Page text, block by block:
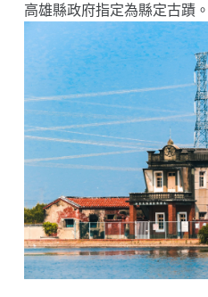
高雄縣政府指定為縣定古蹟。